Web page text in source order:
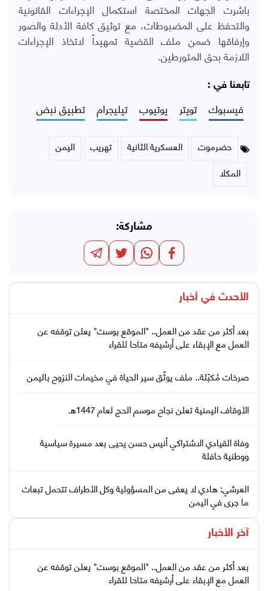
باشرت الجهات المختصة استكمال الإجراءات القانونية
والتحفظ على المضبوطات، مع توثيق كافة الأدلة والصور
وإرفاقها ضمن ملف القضية تمهيداً لاتخاذ الإجراءات
اللازمة بحق المتورطين.
تابعنا في :
فيسبوك تويتر يوتيوب تيليجرام تطبيق نبض
حضرموت العسكرية الثانية تهريب
اليمن
المكلا
مشاركة:
الأحدث في أخبار
بعد أكثر من عقد من العمل.. "الموقع بوست" يعلن توقفه عن
العمل مع الإبقاء على أرشيفه متاحا للقراء
صرخات مُكبّلة.. ملف يوثّق سير الحياة في مخيمات النزوح باليمن
الأوقاف اليمنية تعلن نجاح موسم الحج لعام 1447هـ
وفاة القيادي الاشتراكي أنيس حسن يحيى بعد مسيرة سياسية
ووطنية حافلة
العرشي: هادي لا يعفى من المسؤولية وكل الأطراف تتحمل تبعات
ما جرى في اليمن
آخر الأخبار
بعد أكثر من عقد من العمل.. "الموقع بوست" يعلن توقفه عن
العمل مع الإبقاء على أرشيفه متاحا للقراء